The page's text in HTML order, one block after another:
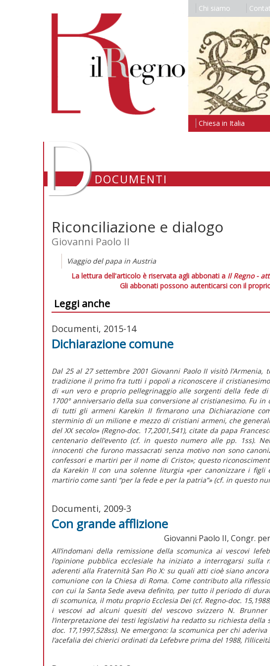
Chi siamo
Chiesa in Italia
DDOCUMENTI
Riconciliazione e dialogo
Giovanni Paolo II
Viaggio del papa in Austria
La lettura dell'articolo è riservata agli abbonati a Il Regno -
Gli abbonati possono autenticarsi con il
Leggi anche
Documenti, 2015-14
Dichiarazione comune
Dal 25 al 27 settembre 2001 Giovanni Paolo II visitò
tradizione il primo fra tutti i popoli a riconoscere il
di «un vero e proprio pellegrinaggio alle sorgenti della fede
1700° anniversario della sua conversione al cristianesimo. Fu
di tutti gli armeni Karekin II firmarono una Dichiarazione
sterminio di un milione e mezzo di cristiani armeni, che
del XX secolo» (Regno-doc. 17,2001,541), citate da papa
centenario dell’evento (cf. in questo numero alle pp. 1ss).
innocenti che furono massacrati senza motivo non sono
confessori e martiri per il nome di Cristo»; questo
da Karekin II con una solenne liturgia «per canonizzare i figli
martirio come santi “per la fede e per la patria”» (cf. in questo
Documenti, 2009-3
Con grande afflizione
Giovanni Paolo II, Congr.
All’indomani della remissione della scomunica ai vescovi
l’opinione pubblica ecclesiale ha iniziato a interrogarsi sulla
aderenti alla Fraternità San Pio X: su quali atti cioè siano
comunione con la Chiesa di Roma. Come contributo alla
con cui la Santa Sede aveva definito, per tutto il periodo di
di scomunica, il motu proprio Ecclesia Dei (cf. Regno-doc.
i vescovi ad alcuni quesiti del vescovo svizzero N.
l’interpretazione dei testi legislativi ha redatto su richiesta della
doc. 17,1997,528ss). Ne emergono: la scomunica per chi
l’acefalia dei chierici ordinati da Lefebvre prima del 1988,